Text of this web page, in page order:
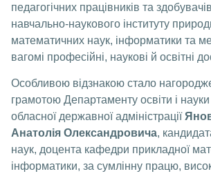
педагогічних працівників та
навчально-наукового інституту
математичних наук, інформатики та
вагомі професійні, наукові й освітні
Особливою відзнакою стало
грамотою Департаменту освіти і
обласної державної адміністрації
Анатолія Олександровича,
наук, доцента кафедри прикладної
інформатики, за сумлінну працю,